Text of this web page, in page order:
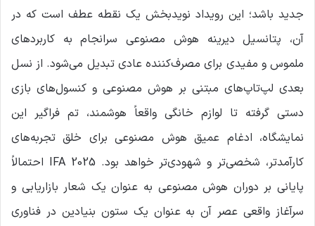
جدید باشد؛ این رویداد نویدبخش یک نقطه عطف است که در
آن، پتانسیل دیرینه هوش مصنوعی سرانجام به کاربردهای
ملموس و مفیدی برای مصرف‌کننده عادی تبدیل می‌شود. از نسل
بعدی لپ‌تاپ‌های مبتنی بر هوش مصنوعی و کنسول‌های بازی
دستی گرفته تا لوازم خانگی واقعاً هوشمند، تم فراگیر این
نمایشگاه، ادغام عمیق هوش مصنوعی برای خلق تجربه‌های
کارآمدتر، شخصی‌تر و شهودی‌تر خواهد بود. IFA 2025 احتمالاً
پایانی بر دوران هوش مصنوعی به عنوان یک شعار بازاریابی و
سرآغاز واقعی عصر آن به عنوان یک ستون بنیادین در فناوری